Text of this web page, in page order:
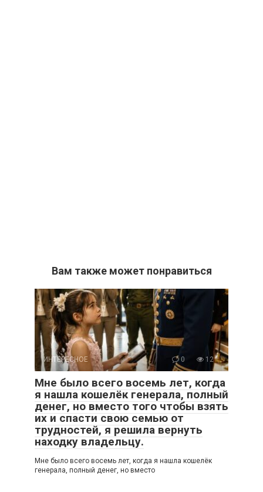
Вам также может понравиться
ИНТЕРЕСНОЕ 0 12
Мне было всего восемь лет, когда
я нашла кошелёк генерала, полный
денег, но вместо того чтобы взять
их и спасти свою семью от
трудностей, я решила вернуть
находку владельцу.
Мне было всего восемь лет, когда я нашла кошелёк
генерала, полный денег, но вместо